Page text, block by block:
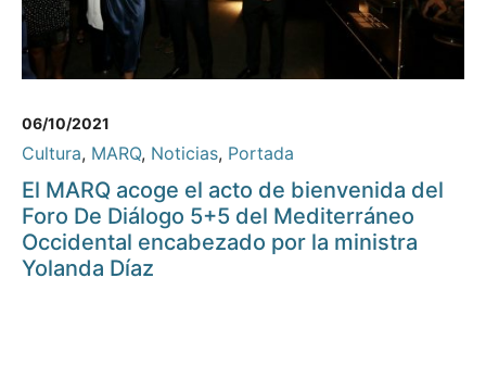
06/10/2021
Cultura, MARQ, Noticias, Portada
El MARQ acoge el acto de bienvenida del
Foro De Diálogo 5+5 del Mediterráneo
Occidental encabezado por la ministra
Yolanda Díaz